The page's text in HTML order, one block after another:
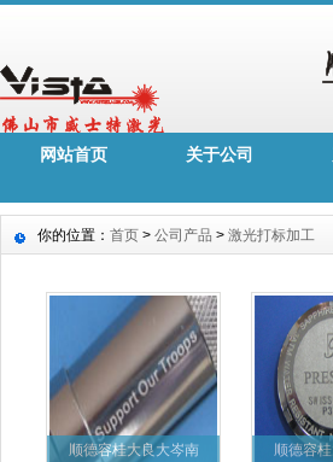
网站首页 关于公司
你的位置： 首页 > 公司产品 > 激光打标加工
顺德容桂大良大岑南 顺德容